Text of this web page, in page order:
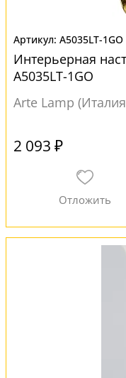
A5035LT-1GO
Интерьерная
A5035LT-1GO
Arte Lamp
2 093 ₽